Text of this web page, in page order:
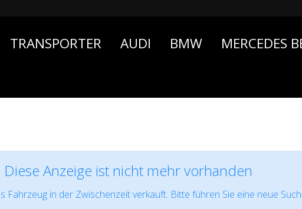
TRANSPORTER AUDI BMW MERCEDES
Diese Anzeige ist nicht mehr vorhanden
Fahrzeug in der Zwischenzeit verkauft. Bitte führen Sie eine neue